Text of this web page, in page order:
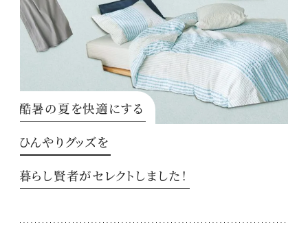
酷暑の夏を快適にする
ひんやりグッズを
暮らし賢者がセレクトしました！